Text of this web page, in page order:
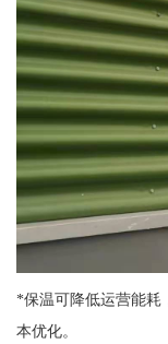
*保温可降低运营能耗
本优化。